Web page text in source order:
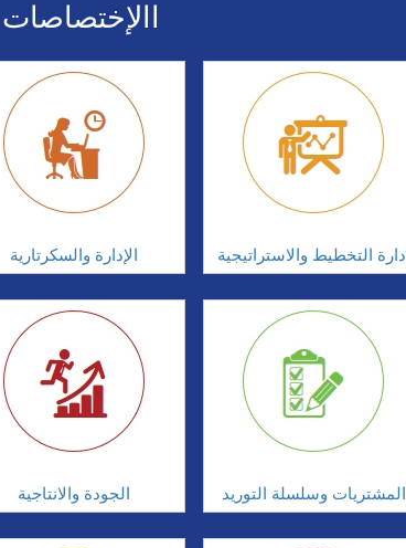
االإختصاصات
الإدارة والسكرتارية إدارة التخطيط والاستراتيجية
الجودة والانتاجية المشتريات وسلسلة التوريد